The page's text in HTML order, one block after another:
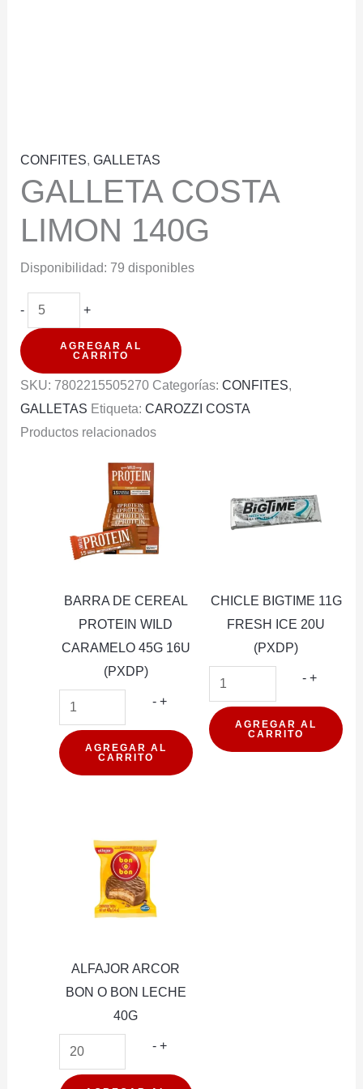
CONFITES, GALLETAS
GALLETA COSTA
LIMON 140G
Disponibilidad: 79 disponibles
-
GALLETA
COSTA
LIMON
140G
+
AGREGAR AL
CARRITO
SKU: 7802215505270 Categorías: CONFITES,
GALLETAS Etiqueta: CAROZZI COSTA
Productos relacionados
BARRA DE CEREAL
PROTEIN WILD
CARAMELO 45G 16U
(PXDP)
- BARRA
CEREAL
PROTEIN
+
AGREGAR AL
CARRITO
CHICLE BIGTIME 11G
FRESH ICE 20U
(PXDP)
- CHICLE
11G
FRESH
+
AGREGAR AL
CARRITO
ALFAJOR ARCOR
BON O BON LECHE
40G
- ALFAJOR
+